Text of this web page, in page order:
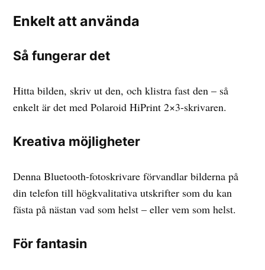
Enkelt att använda
Så fungerar det
Hitta bilden, skriv ut den, och klistra fast den – så
enkelt är det med Polaroid HiPrint 2×3-skrivaren.
Kreativa möjligheter
Denna Bluetooth-fotoskrivare förvandlar bilderna på
din telefon till högkvalitativa utskrifter som du kan
fästa på nästan vad som helst – eller vem som helst.
För fantasin